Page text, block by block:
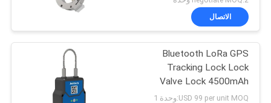
الاتصال
Bluetooth LoRa GPS
Tracking Lock Lock
Valve Lock 4500mAh
بلاستيك صناعي
USD 99 per unit MOQ:وحدة 1